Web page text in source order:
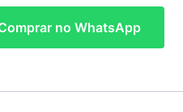
no WhatsApp